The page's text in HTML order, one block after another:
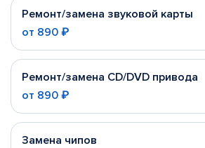
Ремонт/замена звуковой карты
от 890 ₽
Ремонт/замена CD/DVD привода
от 890 ₽
Замена чипов